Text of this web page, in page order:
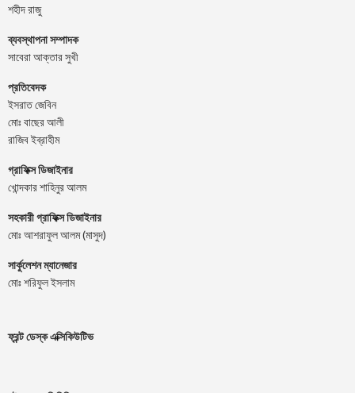
শহীদ রাজু
ব্যবস্থাপনা সম্পাদক
সাবেরা আক্তার সুখী
প্রতিবেদক
ইসরাত জেবিন
মোঃ বাছের আলী
রাজিব ইব্রাহীম
গ্রাফিক্স ডিজাইনার
খোন্দকার শাহিনুর আলম
সহকারী গ্রাফিক্স ডিজাইনার
মোঃ আশরাফুল আলম (মাসুদ)
সার্কুলেশন ম্যানেজার
মোঃ শরিফুল ইসলাম
ফ্রন্ট ডেস্ক এক্সিকিউটিভ